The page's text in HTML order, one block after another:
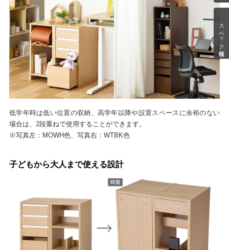
スペック情報
低学年時は低い位置の収納、高学年以降や設置スペースに余裕のない
場合は、2段重ねで使用することができます。
※写真左：MOWH色、写真右：WTBK色
子どもから大人まで使える設計